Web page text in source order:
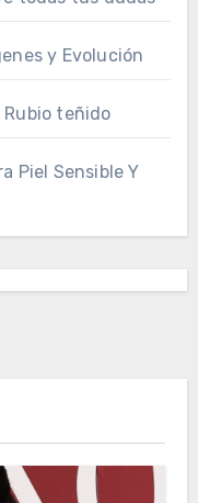
y Evolución
Rubio teñido
Piel Sensible Y